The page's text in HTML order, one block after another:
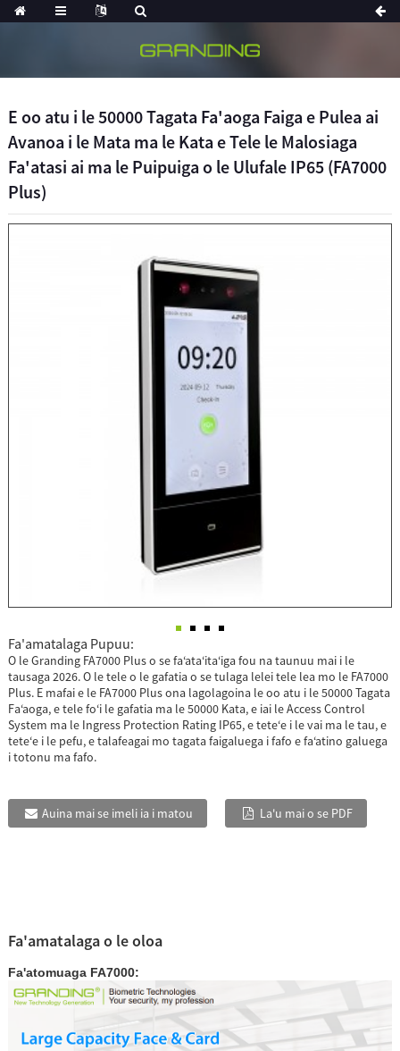
E oo atu i le 50000 Tagata Fa'aoga Faiga e Pulea ai
Avanoa i le Mata ma le Kata e Tele le Malosiaga
Fa'atasi ai ma le Puipuiga o le Ulufale IP65 (FA7000
Plus)
Fa'amatalaga Pupuu:
O le Granding FA7000 Plus o se faʻataʻitaʻiga fou na taunuu mai i le
tausaga 2026. O le tele o le gafatia o se tulaga lelei tele lea mo le FA7000
Plus. E mafai e le FA7000 Plus ona lagolagoina le oo atu i le 50000 Tagata
Faʻaoga, e tele foʻi le gafatia ma le 50000 Kata, e iai le Access Control
System ma le Ingress Protection Rating IP65, e teteʻe i le vai ma le tau, e
teteʻe i le pefu, e talafeagai mo tagata faigaluega i fafo e faʻatino galuega
i totonu ma fafo.
Auina mai se imeli ia i matou La'u mai o se PDF
Fa'amatalaga o le oloa
Fa'atomuaga FA7000: